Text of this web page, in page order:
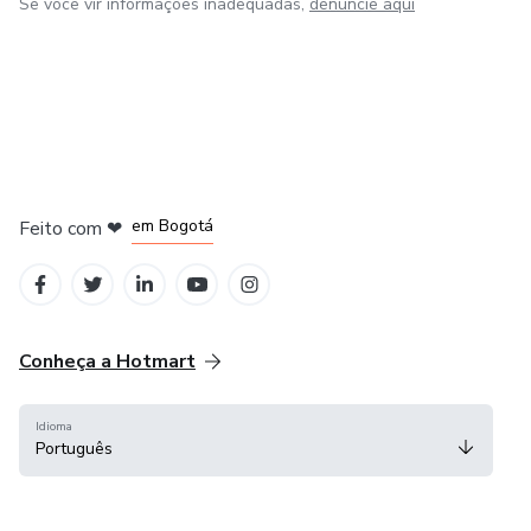
Feito com ❤ em Bogotá
Conheça a Hotmart
Idioma
Português